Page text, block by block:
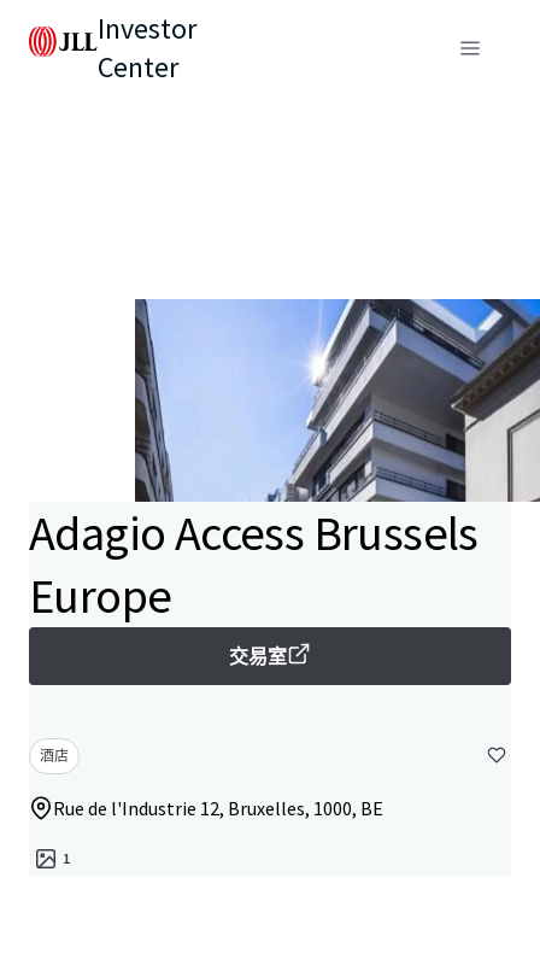
Investor
Center
Adagio Access Brussels
Europe​
交易室
酒店
Rue de l'Industrie 12, Bruxelles, 1000, BE
1